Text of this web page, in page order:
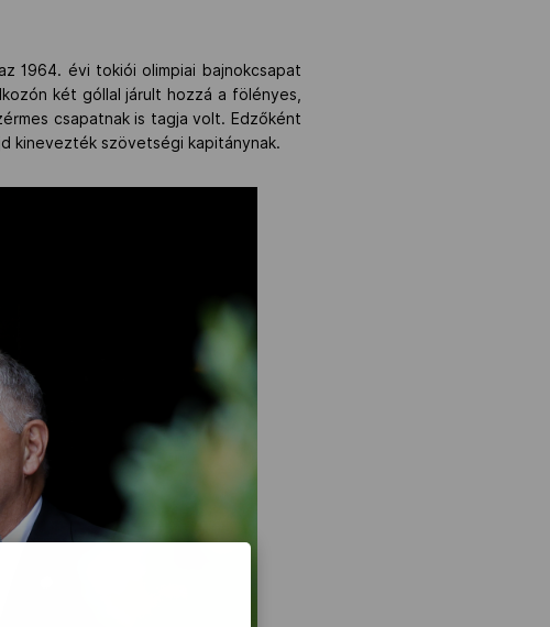
1964. évi tokiói olimpiai bajnokcsapat
két góllal járult hozzá a fölényes,
csapatnak is tagja volt. Edzőként
kinevezték szövetségi kapitánynak.